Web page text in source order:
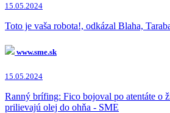
Igor Matovič
Tibor Gašpar(1x)
15.05.2024
Toto je vaša robota!, odkázal Blaha,
www.sme.sk
15.05.2024
Ranný brífing: Fico bojoval po atentáte o
prilievajú olej do ohňa - SME